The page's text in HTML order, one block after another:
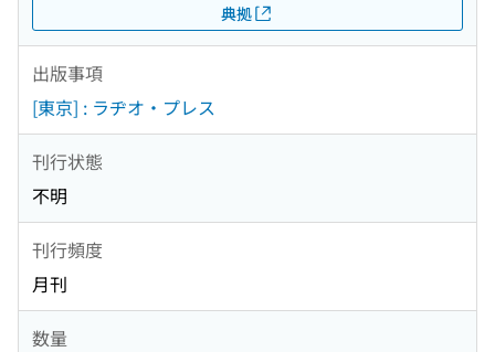
典拠
出版事項
[東京] : ラヂオ・プレス
刊行状態
不明
刊行頻度
月刊
数量